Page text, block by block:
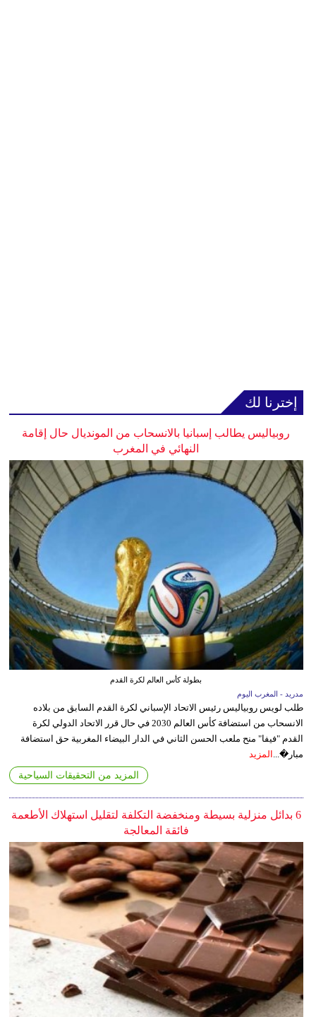
إخترنا لك
روبياليس يطالب إسبانيا بالانسحاب من المونديال حال إقامة
النهائي في المغرب
بطولة كأس العالم لكرة القدم
مدريد - المغرب اليوم
طلب لويس روبياليس رئيس الاتحاد الإسباني لكرة القدم السابق من بلاده
الانسحاب من استضافة كأس العالم 2030 في حال قرر الاتحاد الدولي لكرة
القدم "فيفا" منح ملعب الحسن الثاني في الدار البيضاء المغربية حق استضافة
مبار�... المزيد
المزيد من التحقيقات السياحية
6 بدائل منزلية بسيطة ومنخفضة التكلفة لتقليل استهلاك الأطعمة
فائقة المعالجة